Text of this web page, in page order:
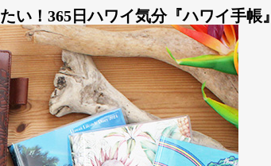
い！365日ハワイ気分『ハワイ手帳』